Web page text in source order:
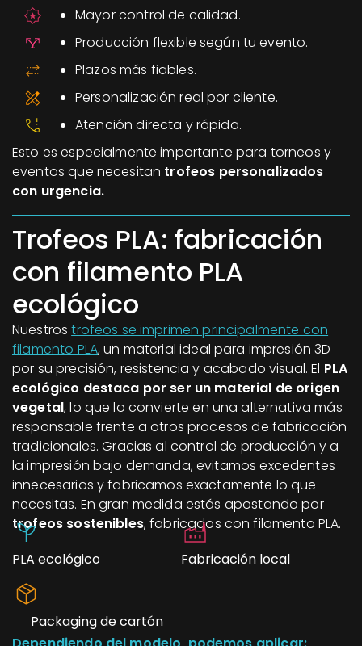
Mayor control de calidad.
Producción flexible según tu evento.
Plazos más fiables.
Personalización real por cliente.
Atención directa y rápida.
Esto es especialmente importante para torneos y
eventos que necesitan trofeos personalizados
con urgencia.
Trofeos PLA: fabricación
con filamento PLA
ecológico
Nuestrostrofeos se imprimen principalmente con
filamento PLA, un material ideal para impresión 3D
por su precisión, resistencia y acabado visual. El PLA
ecológico destaca por ser un material de origen
vegetal, lo que lo convierte en una alternativa más
responsable frente a otros procesos de fabricación
tradicionales. Gracias al control de producción y a
la impresión bajo demanda, evitamos excedentes
innecesarios y fabricamos exactamente lo que
necesitas. En gran medida estás apostando por
trofeos sostenibles, fabricados con filamento PLA.
PLA ecológico
Fabricación local
Packaging de cartón